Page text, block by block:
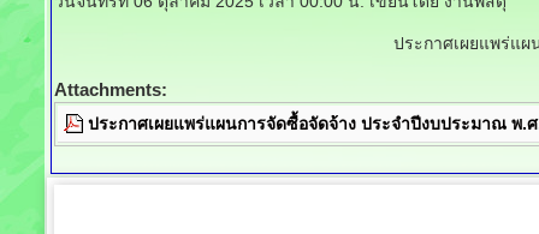
ประกาศเผยแพร่แ
Attachments:
ประกาศเผยแพร่แผนการจัดซื้อจัดจ้าง ประจำปีงบประมาณ พ.